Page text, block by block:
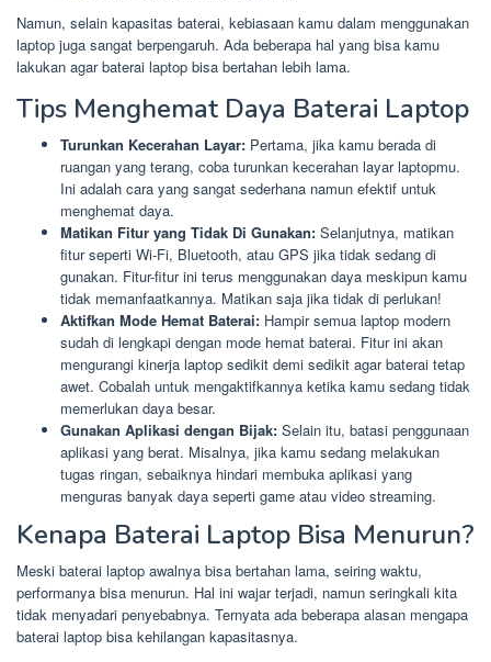
Namun, selain kapasitas baterai, kebiasaan kamu dalam menggunakan
laptop juga sangat berpengaruh. Ada beberapa hal yang bisa kamu
lakukan agar baterai laptop bisa bertahan lebih lama.
Tips Menghemat Daya Baterai Laptop
Turunkan Kecerahan Layar: Pertama, jika kamu berada di
ruangan yang terang, coba turunkan kecerahan layar laptopmu.
Ini adalah cara yang sangat sederhana namun efektif untuk
menghemat daya.
Matikan Fitur yang Tidak Di Gunakan: Selanjutnya, matikan
fitur seperti Wi-Fi, Bluetooth, atau GPS jika tidak sedang di
gunakan. Fitur-fitur ini terus menggunakan daya meskipun kamu
tidak memanfaatkannya. Matikan saja jika tidak di perlukan!
Aktifkan Mode Hemat Baterai: Hampir semua laptop modern
sudah di lengkapi dengan mode hemat baterai. Fitur ini akan
mengurangi kinerja laptop sedikit demi sedikit agar baterai tetap
awet. Cobalah untuk mengaktifkannya ketika kamu sedang tidak
memerlukan daya besar.
Gunakan Aplikasi dengan Bijak: Selain itu, batasi penggunaan
aplikasi yang berat. Misalnya, jika kamu sedang melakukan
tugas ringan, sebaiknya hindari membuka aplikasi yang
menguras banyak daya seperti game atau video streaming.
Kenapa Baterai Laptop Bisa Menurun?
Meski baterai laptop awalnya bisa bertahan lama, seiring waktu,
performanya bisa menurun. Hal ini wajar terjadi, namun seringkali kita
tidak menyadari penyebabnya. Ternyata ada beberapa alasan mengapa
baterai laptop bisa kehilangan kapasitasnya.